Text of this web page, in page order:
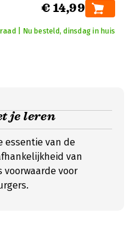
€ 14,99
| Nu besteld, dinsdag in huis
je leren
essentie van de
van
voorwaarde voor